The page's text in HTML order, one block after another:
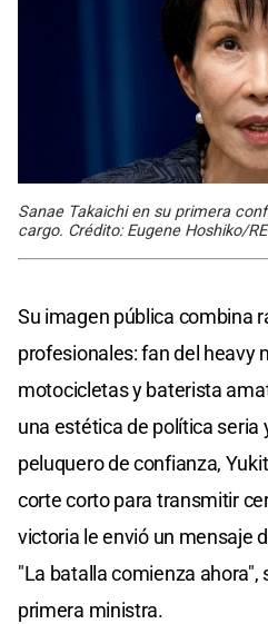
Sanae Takaichi en su primera
cargo. Crédito: Eugene Hoshiko/
Su imagen pública combina
profesionales: fan del heavy
motocicletas y baterista
una estética de política seria
peluquero de confianza,
corte corto para transmitir
victoria le envió un mensaje
"La batalla comienza ahora",
primera ministra.